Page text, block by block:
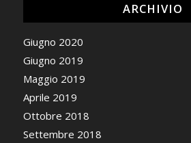
ARCHIVIO
Giugno 2020
Giugno 2019
Maggio 2019
Aprile 2019
Ottobre 2018
Settembre 2018